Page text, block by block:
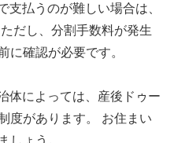
支払うのが難しい場合は、
だし、分割手数料が発生
に確認が必要です。
体によっては、産後ドゥー
度があります。 お住まい